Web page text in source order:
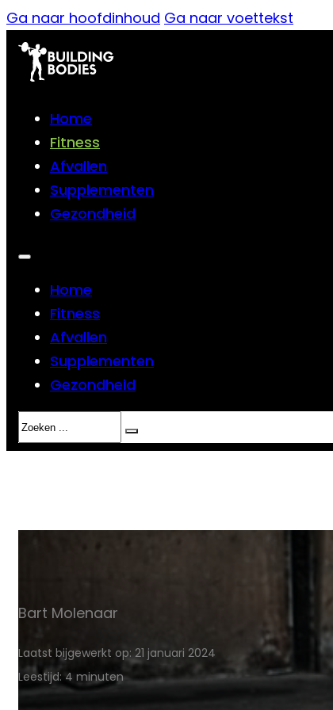
Ga naar hoofdinhoud Ga naar voettekst
Home
Fitness
Afvallen
Supplementen
Gezondheid
Home
Fitness
Afvallen
Supplementen
Gezondheid
Zoeken
Bart Molenaar
Laatst bijgewerkt op: 21 januari 2024
Leestijd: 4 minuten